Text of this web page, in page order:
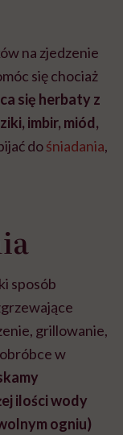
na zjedzenie
się chociaż
się herbaty z
imbir, miód,
dośniadania,
sposób
grillowanie,
w
ilości wody
ogniu)